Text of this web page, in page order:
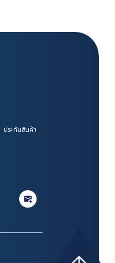
ประกันสินค้า